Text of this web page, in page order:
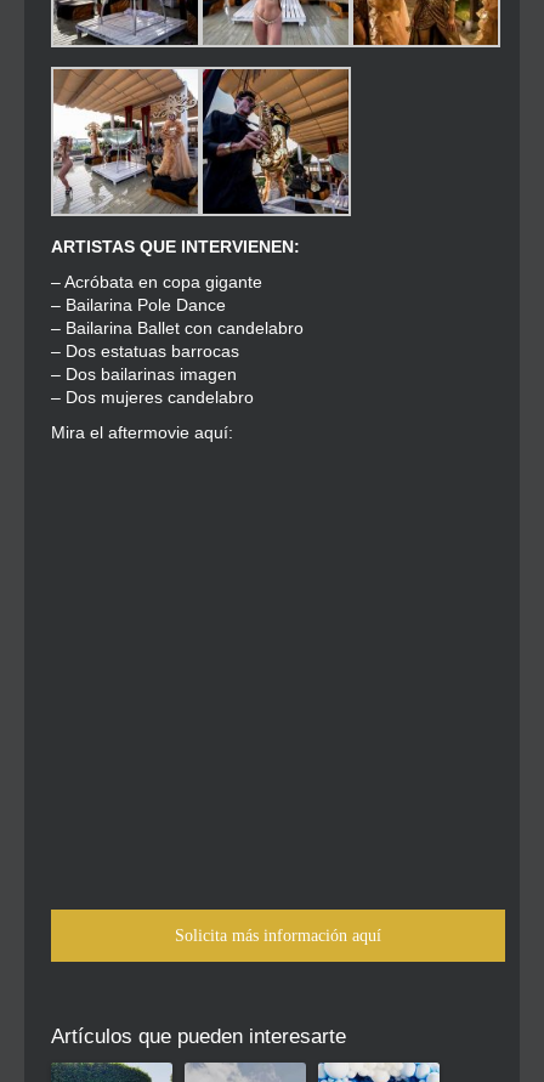
ARTISTAS QUE INTERVIENEN:
– Acróbata en copa gigante
– Bailarina Pole Dance
– Bailarina Ballet con candelabro
– Dos estatuas barrocas
– Dos bailarinas imagen
– Dos mujeres candelabro
Mira el aftermovie aquí:
Solicita más información aquí
Artículos que pueden interesarte